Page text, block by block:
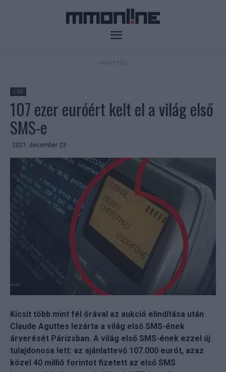
CSR
107 ezer euróért kelt el a világ első
SMS-e
2021. december 23.
Kicsit több mint fél órával az aukció elindítása után
Claude Aguttes lezárta a világ első SMS-ének
árverését Párizsban. A világ első SMS-ének ezzel új
tulajdonosa lett: az ajánlattevő 107.000 eurót, azaz
közel 40 millió forintot fizetett az első SMS